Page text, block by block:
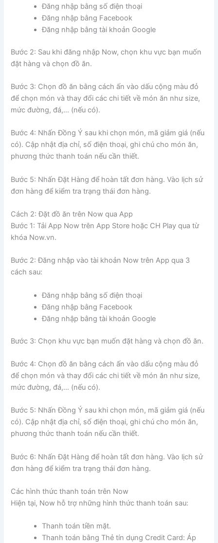
Đăng nhập bằng số điện thoại
Đăng nhập bằng Facebook
Đăng nhập bằng tài khoản Google
Bước 2: Sau khi đăng nhập Now, chọn khu vực bạn muốn
đặt hàng và chọn đồ ăn.
Bước 3: Chọn đồ ăn bằng cách ấn vào dấu cộng màu đỏ
để chọn món và thay đổi các chi tiết về món ăn như size,
mức đường, đá,… (nếu có).
Bước 4: Nhấn Đồng Ý sau khi chọn món, mã giảm giá (nếu
có). Cập nhật địa chỉ, số điện thoại, ghi chú cho món ăn,
phương thức thanh toán nếu cần thiết.
Bước 5: Nhấn Đặt Hàng để hoàn tất đơn hàng. Vào lịch sử
đơn hàng để kiểm tra trạng thái đơn hàng.
Cách 2: Đặt đồ ăn trên Now qua App
Bước 1: Tải App Now trên App Store hoặc CH Play qua từ
khóa Now.vn.
Bước 2: Đăng nhập vào tài khoản Now trên App qua 3
cách sau:
Đăng nhập bằng số điện thoại
Đăng nhập bằng Facebook
Đăng nhập bằng tài khoản Google
Bước 3: Chọn khu vực bạn muốn đặt hàng và chọn đồ ăn.
Bước 4: Chọn đồ ăn bằng cách ấn vào dấu cộng màu đỏ
để chọn món và thay đổi các chi tiết về món ăn như size,
mức đường, đá,… (nếu có).
Bước 5: Nhấn Đồng Ý sau khi chọn món, mã giảm giá (nếu
có). Cập nhật địa chỉ, số điện thoại, ghi chú cho món ăn,
phương thức thanh toán nếu cần thiết.
Bước 6: Nhấn Đặt Hàng để hoàn tất đơn hàng. Vào lịch sử
đơn hàng để kiểm tra trạng thái đơn hàng.
Các hình thức thanh toán trên Now
Hiện tại, Now hỗ trợ những hình thức thanh toán sau:
Thanh toán tiền mặt.
Thanh toán bằng Thẻ tín dụng Credit Card: Áp